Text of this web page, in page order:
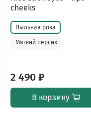
cheeks
Пыльная роза
Мягкий персик
2 490 ₽
В корзину